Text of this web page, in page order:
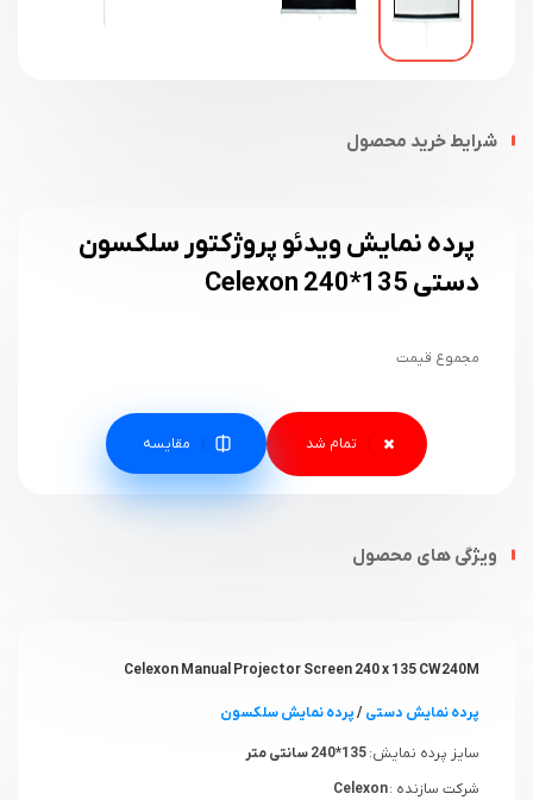
شرایط خرید محصول
پرده نمایش ویدئو پروژکتور سلکسون
دستی 135*240 Celexon
مجموع قیمت
مقایسه
ویژگی های محصول
Celexon Manual Projector Screen 240 x 135 CW240M
پرده نمایش دستی/پرده نمایش سلکسون
سایز پرده نمایش:
شرکت سازنده :